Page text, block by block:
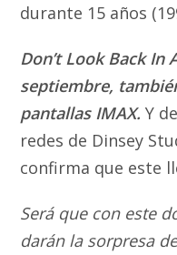
durante 15 años
Don’t Look Back In
septiembre,
pantallas IMAX.Y
redes de Dinsey
confirma que este
Será que con este
darán la sorpresa